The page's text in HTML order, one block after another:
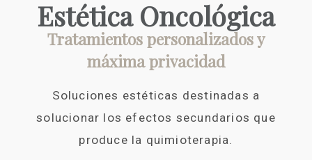
Estética Oncológica
Tratamientos personalizados y
máxima privacidad
Soluciones estéticas destinadas a
solucionar los efectos secundarios que
produce la quimioterapia.